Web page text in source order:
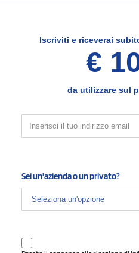
FRONTE SERIGRAFIA
Larghezza (mm)
Iscriviti e riceverai
€
da utilizzare sul
Sei un'azienda o un privato?